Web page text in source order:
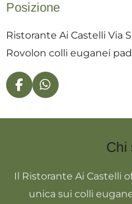
Posizione
Ristorante Ai Castelli Via
Rovolon colli euganei
F
a
k
W
h
Chi
Il Ristorante Ai Castelli
unica sui colli